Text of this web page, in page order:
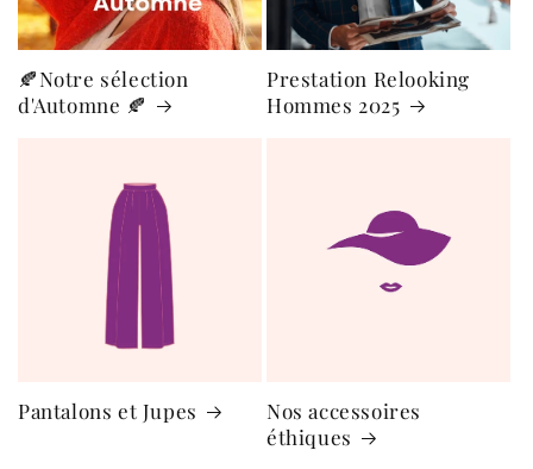
🍂Notre sélection
d'Automne 🍂
Prestation Relooking
Hommes 2025
Pantalons et Jupes
Nos accessoires
éthiques